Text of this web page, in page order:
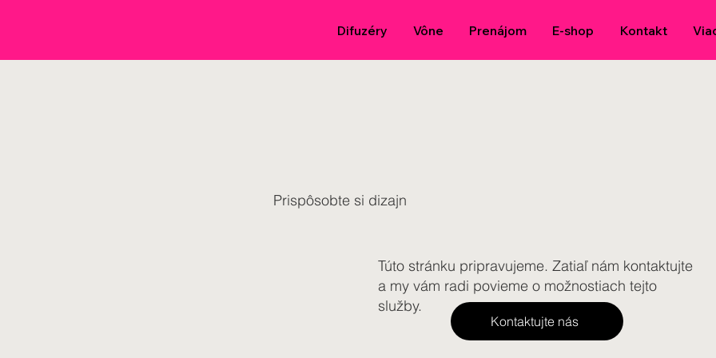
Difuzéry Vône Prenájom E-shop Kontakt
Prispôsobte si dizajn
Túto stránku pripravujeme. Zatiaľ nám kontaktujte
a my vám radi povieme o možnostiach tejto
služby.
Kontaktujte nás